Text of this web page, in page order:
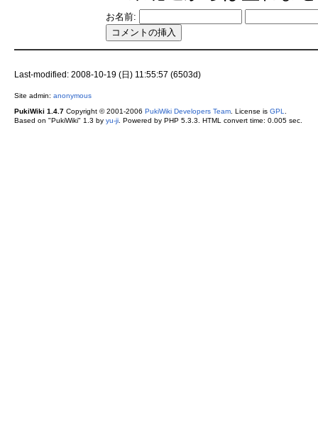
お名前:
Last-modified: 2008-10-19 (日) 11:55:57 (6503d)
Site admin: anonymous
PukiWiki 1.4.7Copyright © 2001-2006 PukiWiki Developers Team. License is GPL
Based on "PukiWiki" 1.3 by yu-ji. Powered by PHP 5.3.3. HTML convert time: 0.005 sec.